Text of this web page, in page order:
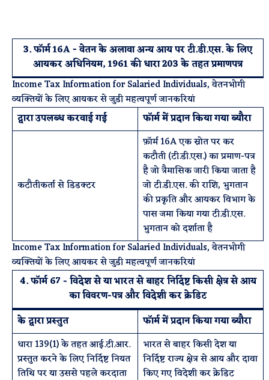
3. फॉर्म 16A - वेतन के अलावा अन्य आय पर टी.डी.एस. के लिए
आयकर अधिनियम, 1961 की धारा 203 के तहत प्रमाणपत्र
Income Tax Information for Salaried Individuals, वेतनभोगी
व्यक्तियों के लिए आयकर से जुडी महत्वपूर्ण जानकरियां
द्वारा उपलब्ध करवाई गई
फॉर्म में प्रदान किया गया ब्यौरा
कटौतीकर्ता से डिडक्टर
फ़ॉर्म 16A एक स्रोत पर कर
कटौती (टी.डी.एस.) का प्रमाण-पत्र
है जो त्रैमासिक जारी किया जाता है
जो टी.डी.एस. की राशि, भुगतान
की प्रकृति और आयकर विभाग के
पास जमा किया गया टी.डी.एस.
भुगतान को दर्शाता है
Income Tax Information for Salaried Individuals, वेतनभोगी
व्यक्तियों के लिए आयकर से जुडी महत्वपूर्ण जानकरियां
4. फॉर्म 67 - विदेश से या भारत से बाहर निर्दिष्ट किसी क्षेत्र से आय
का विवरण-पत्र और विदेशी कर क्रेडिट
के द्वारा प्रस्तुत
फॉर्म में प्रदान किया गया ब्यौरा
धारा 139(1) के तहत आई.टी.आर.
प्रस्तुत करने के लिए निर्दिष्ट नियत
तिथि पर या उससे पहले करदाता
भारत से बाहर किसी देश या
निर्दिष्ट राज्य क्षेत्र से आय और दावा
किए गए विदेशी कर क्रेडिट